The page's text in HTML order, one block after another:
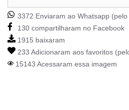
3372 Enviaram ao Whatsapp (pelo
130 compartilharam no Facebook
1915 baixaram
233 Adicionaram aos favoritos
15143 Acessaram essa imagem